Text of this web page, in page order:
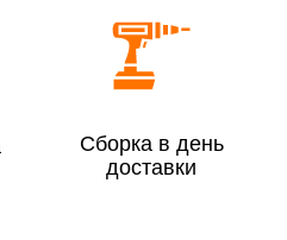
дни при заказе:
7% (но не менее 2 500 руб.)
Сборка в день
доставки